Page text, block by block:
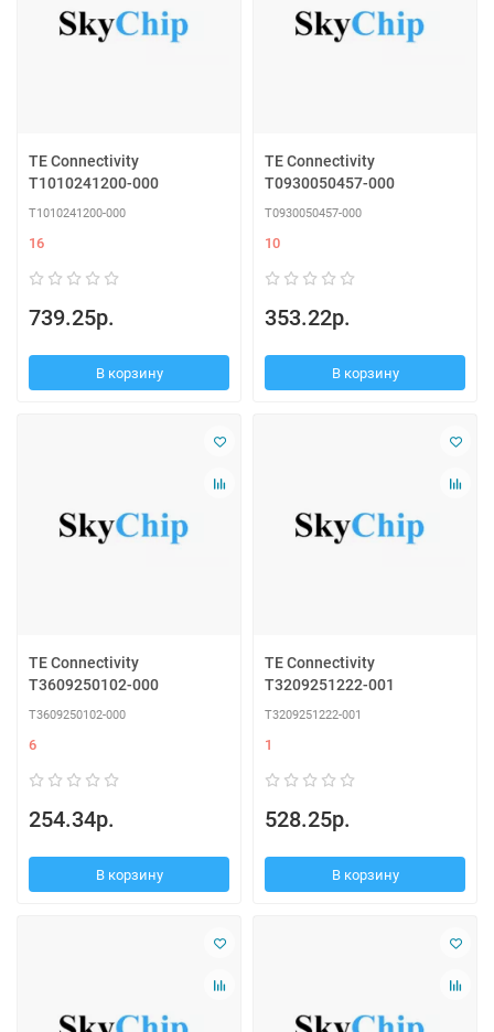
TE Connectivity
T1010241200-000
T1010241200-000
16
739.25р.
В корзину
TE Connectivity
T0930050457-000
T0930050457-000
10
353.22р.
В корзину
TE Connectivity
T3609250102-000
T3609250102-000
6
254.34р.
В корзину
TE Connectivity
T3209251222-001
T3209251222-001
1
528.25р.
В корзину